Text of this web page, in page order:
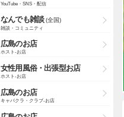
YouTube・SNS・配信
なんでも雑談 (全国)
雑談・コミュニティ
広島のお店
ホスト-お店
女性用風俗・出張型お店
ホスト-お店
広島のお店
キャバクラ・クラブ-お店